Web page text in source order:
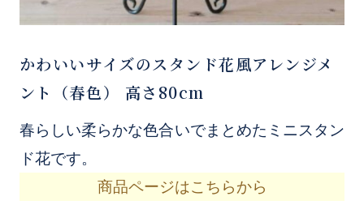
かわいいサイズのスタンド花風アレンジメ
ント（春色） 高さ80cm
春らしい柔らかな色合いでまとめたミニスタン
ド花です。
商品ページはこちらから